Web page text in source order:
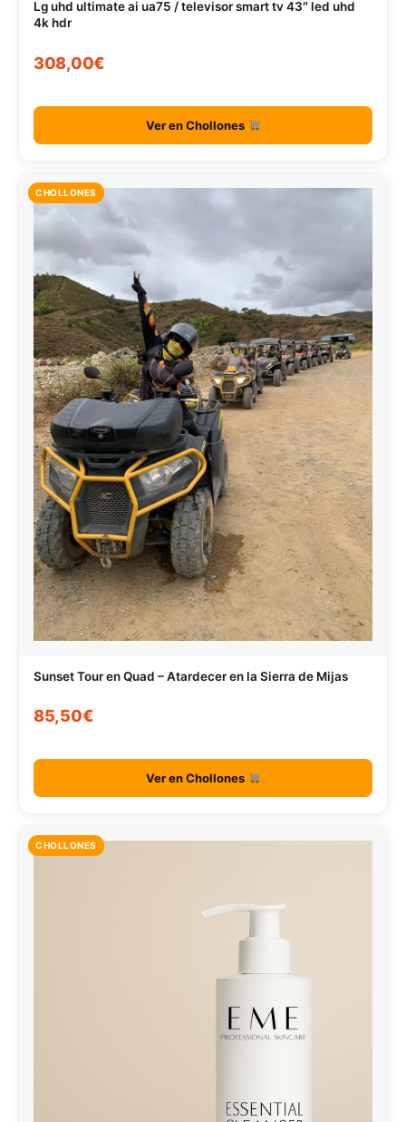
Lg uhd ultimate ai ua75 / televisor smart tv 43″ led uhd
4k hdr
308,00€
Ver en Chollones
CHOLLONES
Sunset Tour en Quad – Atardecer en la Sierra de Mijas
85,50€
Ver en Chollones
CHOLLONES